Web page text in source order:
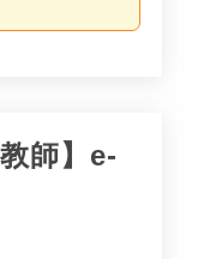
師】e-